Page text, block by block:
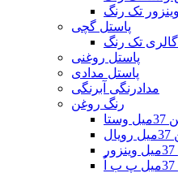
تک رنگ
پاستل گچی
تک رنگ
پاستل روغنی
پاستل مدادی
مدادرنگی آبرنگی
رنگ روغن